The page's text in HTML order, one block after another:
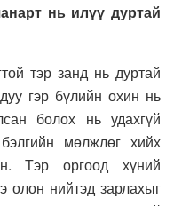
нь илүү дуртай
тэр занд нь дуртай
гэр бүлийн охин нь
болох нь удахгүй
мөлжлөг хийх
Тэр оргоод хүний
олон нийтэд зарлахыг